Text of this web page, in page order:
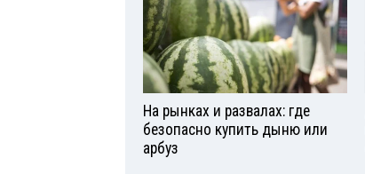
На рынках и развалах: где
безопасно купить дыню или
арбуз